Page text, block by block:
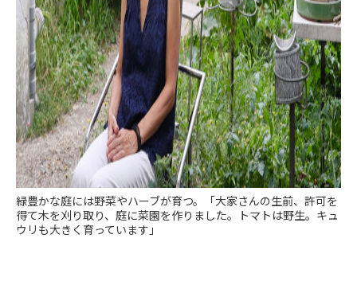
緑豊かな庭には野菜やハーブが育つ。「大家さんの生前、許可を
得て木を刈り取り、庭に菜園を作りました。トマトは野生。キュ
ウリも大きく育っています」